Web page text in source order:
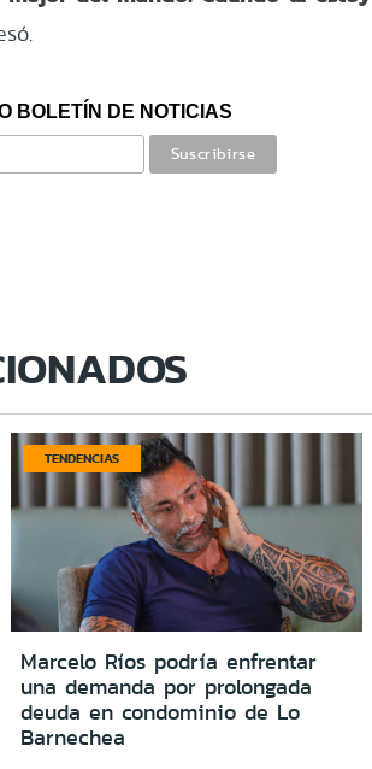
BOLETÍN DE NOTICIAS
TENDENCIAS
Marcelo Ríos podría enfrentar
una demanda por prolongada
deuda en condominio de Lo
Barnechea